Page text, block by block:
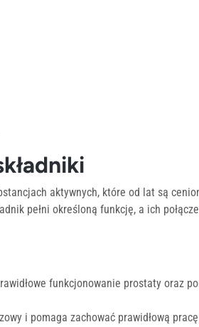
aktywnych, które od lat są
pełni określoną funkcję, a ich
funkcjonowanie prostaty oraz
i pomaga zachować prawidłową pracę